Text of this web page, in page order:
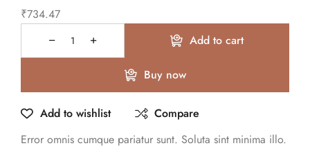
of 5 based
oncustomer
₹734.47
Add to cart
Buy now
Add to wishlist
Compare
Error omnis cumque pariatur sunt. Soluta sint minima illo.